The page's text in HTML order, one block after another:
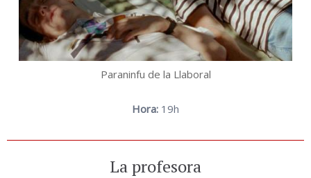
Paraninfu de la Llaboral
Hora: 19h
La profesora